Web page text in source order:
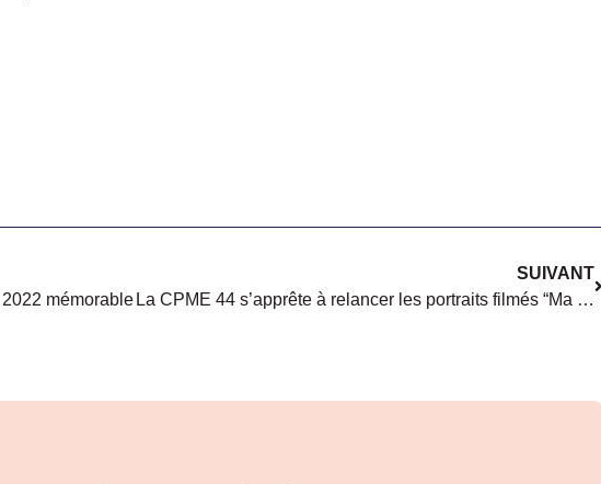
mémorable
SUIVANT
La CPME 44 s’apprête à relancer les portraits filmés “Ma vie de cheffe”